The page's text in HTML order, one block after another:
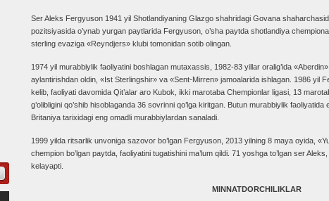
Ser Aleks Fergyuson 1941 yil Shotlandiyaning Glazgo shahridagi Govana
pozitsiyasida o’ynab yurgan paytlarida Fergyuson, o’sha paytda shotlandiya
sterling evaziga «Reyndjers» klubi tomonidan sotib olingan.
1974 yil murabbiylik faoliyatini boshlagan mutaxassis, 1982-83 yillar oralig’ida
aylantirishdan oldin, «Ist Sterlingshir» va «Sent-Mirren» jamoalarida ishlagan. 1986 yil
kelib, faoliyati davomida Qit’alar aro Kubok, ikki marotaba Chempionlar ligasi, 13
g’olibligini qo’shib hisoblaganda 36 sovrinni qo’lga kiritgan. Butun murabbiylik
Britaniya tarixidagi eng omadli murabbiylardan sanaladi.
1999 yilda ritsarlik unvoniga sazovor bo’lgan Fergyuson, 2013 yilning 8 maya oyida,
chempion bo’lgan paytda, faoliyatini tugatishini ma’lum qildi. 71 yoshga to’lgan ser
kelayapti.
MINNATDORCHILIKLAR